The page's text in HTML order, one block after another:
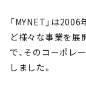
「MYNET」は
ど様々な事業を展
で、そのコーポレ
しました。